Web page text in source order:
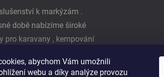
abychom Vám umožnili
webu a díky analýze provozu
k markýzám .
době nabízíme široké
pro karavany , kempování
Reimo